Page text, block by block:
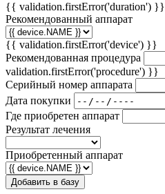
{{ validation.firstError('duration') }}
Рекомендованный аппарат
{{ validation.firstError('device') }}
Рекомендованная процедура
validation.firstError('procedure') }}
Серийный номер аппарата
Дата покупки
Где приобретен аппарат
Результат лечения
Приобретенный аппарат
Добавить в базу